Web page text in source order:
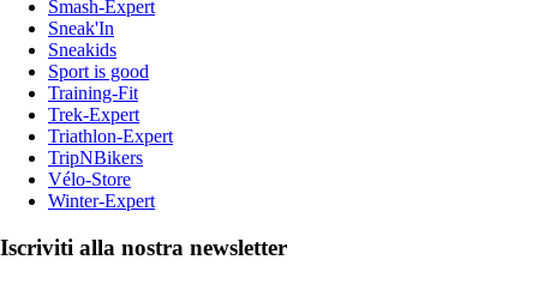
Smash-Expert
Sneak'In
Sneakids
Sport is good
Training-Fit
Trek-Expert
Triathlon-Expert
TripNBikers
Vélo-Store
Winter-Expert
Iscriviti alla nostra newsletter